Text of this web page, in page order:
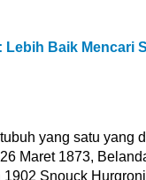
Lebih Baik Mencari
yang satu yang
Maret 1873,
Snouck